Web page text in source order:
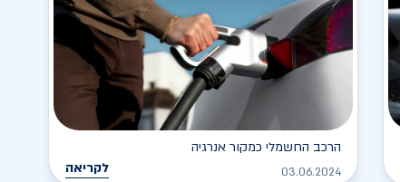
הרכב החשמלי כמקור אנרגיה
03.06.2024 לקריאה